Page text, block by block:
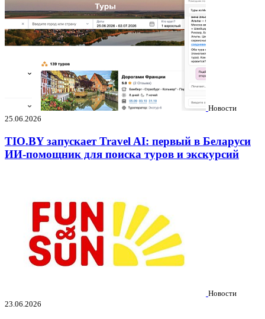
Новости
25.06.2026
TIO.BY запускает Travel AI: первый в Беларуси
ИИ-помощник для поиска туров и экскурсий
Новости
23.06.2026